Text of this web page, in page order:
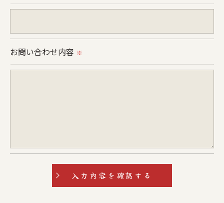
＜個人情報を与えなかった場合に生じる結果＞
＜個人情報の開示･訂正・削除･利用停止の手続につ
当社では、お客様の個人情報の開示･訂正･削除・利
お問い合わせ内容 ※